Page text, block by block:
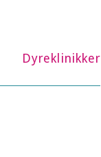
Dyreklinikker